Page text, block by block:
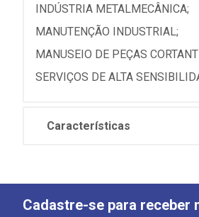
INDÚSTRIA METALMECÂNICA;
MANUTENÇÃO INDUSTRIAL;
MANUSEIO DE PEÇAS
SERVIÇOS DE ALTA
Características
Cadastre-se para receber